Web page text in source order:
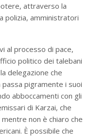
attraverso la
polizia, amministratori
al processo di pace,
politico dei talebani
delegazione che
pigramente i suoi
abboccamenti con gli
di Karzai, che
non è chiaro che
È possibile che